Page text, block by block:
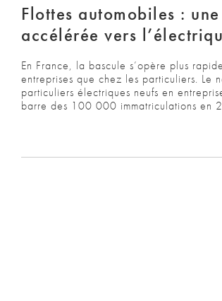
Flottes automobiles :
accélérée vers
En France, la bascule s’opère plus
entreprises que chez les particuliers. Le
particuliers électriques neufs en
barre des 100 000 immatriculations en